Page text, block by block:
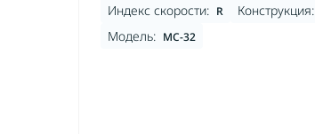
Индекс скорости: R Конструкция:
Модель: MC-32